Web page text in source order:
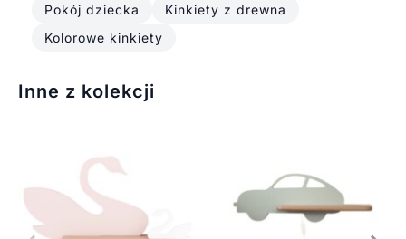
Pokój dziecka
Kinkiety z drewna
Kolorowe kinkiety
Inne z kolekcji